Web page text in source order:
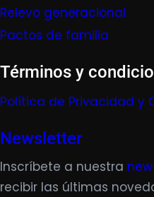
Relevo generacional
Pactos de familia
Términos y
Política de Privacidad y
Newsletter
Inscríbete a nuestra
recibir las últimas